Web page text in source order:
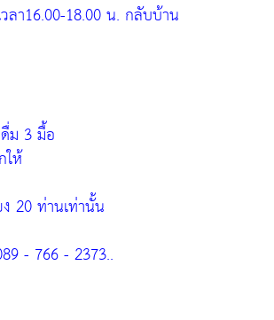
ลา16.00-18.00 น. กลับบ้าน
ม 3 มื้อ
ห้
20 ท่านเท่านั้น
- 766 - 2373..